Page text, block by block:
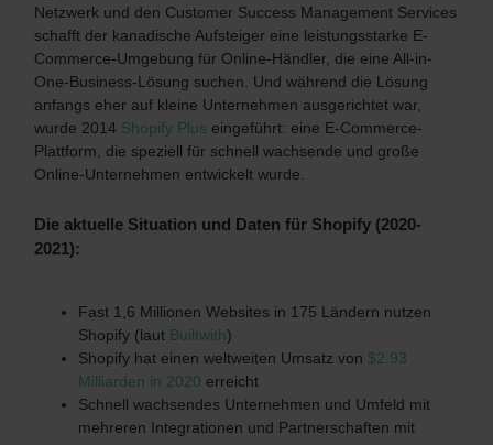
Netzwerk und den Customer Success Management Services
schafft der kanadische Aufsteiger eine leistungsstarke E-
Commerce-Umgebung für Online-Händler, die eine All-in-
One-Business-Lösung suchen. Und während die Lösung
anfangs eher auf kleine Unternehmen ausgerichtet war,
wurde 2014 Shopify Plus eingeführt: eine E-Commerce-
Plattform, die speziell für schnell wachsende und große
Online-Unternehmen entwickelt wurde.
Die aktuelle Situation und Daten für Shopify (2020-
2021):
Fast 1,6 Millionen Websites in 175 Ländern nutzen
Shopify (laut Builtwith)
Shopify hat einen weltweiten Umsatz von $2.93
Milliarden in 2020 erreicht
Schnell wachsendes Unternehmen und Umfeld mit
mehreren Integrationen und Partnerschaften mit